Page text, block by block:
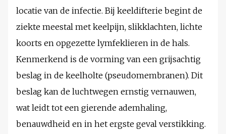
locatie van de infectie. Bij keeldifterie begint de
ziekte meestal met keelpijn, slikklachten, lichte
koorts en opgezette lymfeklieren in de hals.
Kenmerkend is de vorming van een grijsachtig
beslag in de keelholte (pseudomembranen). Dit
beslag kan de luchtwegen ernstig vernauwen,
wat leidt tot een gierende ademhaling,
benauwdheid en in het ergste geval verstikking.